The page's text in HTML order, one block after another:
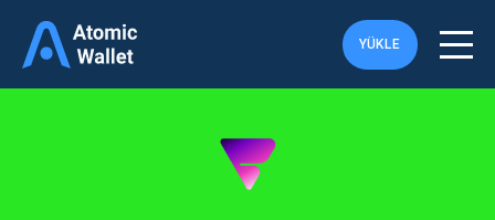
YÜKLE